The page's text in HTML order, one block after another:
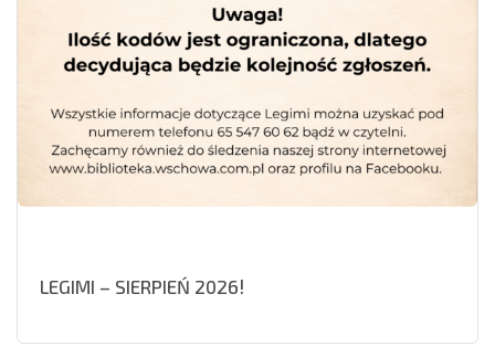
LEGIMI – SIERPIEŃ 2026!